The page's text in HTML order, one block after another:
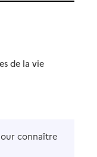
de la vie
connaître